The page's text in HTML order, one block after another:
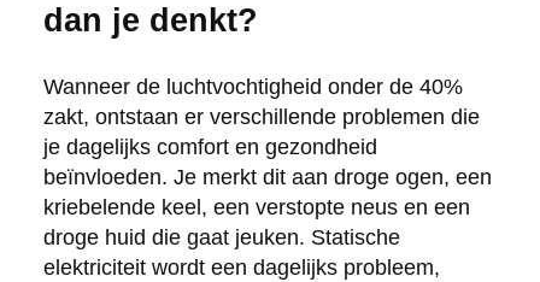
dan je denkt?
Wanneer de luchtvochtigheid onder de 40%
zakt, ontstaan er verschillende problemen die
je dagelijks comfort en gezondheid
beïnvloeden. Je merkt dit aan droge ogen, een
kriebelende keel, een verstopte neus en een
droge huid die gaat jeuken. Statische
elektriciteit wordt een dagelijks probleem,